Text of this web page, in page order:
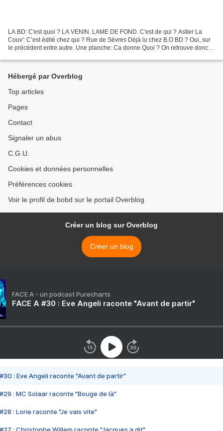
LA BD: C'est quoi ? LA VENIN. LAME DE FOND. C'est de qui ? Astier La
Couv': C’est édité chez qui ? Rue de Sèvres Déjà lu chez B.O BD ? Oui, sur
le précédent entre autre. Une planche: Ca donne Quoi ? On retrouve donc
Hébergé par Overblog
Top articles
Pages
Contact
Signaler un abus
C.G.U.
Cookies et données personnelles
Préférences cookies
Voir le profil de bobd sur le portail Overblog
Créer un blog sur Overblog
Créer un blog
FACE A - un podcast Purecharts
FACE A #30 : Eve Angeli raconte "Avant de partir"
#30 : Eve Angeli raconte "Avant de partir"
#29 : MC Solaar raconte "Bouge de là"
#28 : Lorie raconte "Je vais vite"